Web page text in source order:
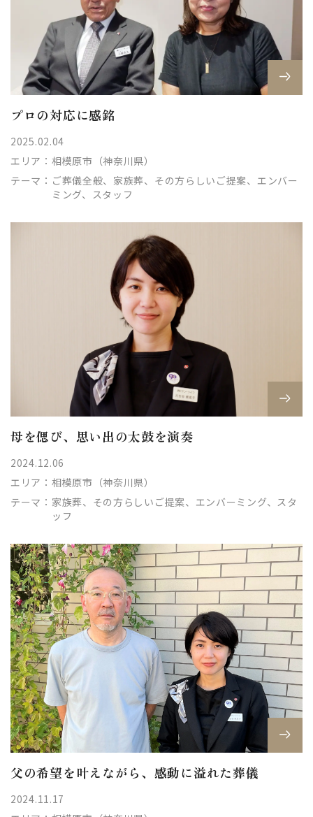
プロの対応に感銘
2025.02.04
エリア： 相模原市（神奈川県）
テーマ： ご葬儀全般、家族葬、その方らしいご提案、エンバー
ミング、スタッフ
母を偲び、思い出の太鼓を演奏
2024.12.06
エリア： 相模原市（神奈川県）
テーマ： 家族葬、その方らしいご提案、エンバーミング、スタ
ッフ
父の希望を叶えながら、感動に溢れた葬儀
2024.11.17